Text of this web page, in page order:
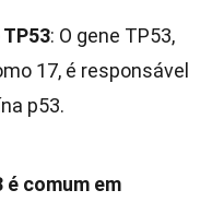
: O gene TP53,
17, é responsável
p53.
é comum em